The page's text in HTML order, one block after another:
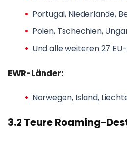
Portugal, Niederlande,
Polen, Tschechien,
Und alle weiteren 27
EWR-Länder:
Norwegen, Island,
3.2 Teure Roaming-